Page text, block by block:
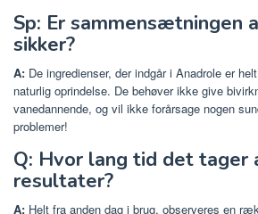
Sp: Er sammensætningen
sikker?
A: De ingredienser, der indgår i Anadrole er
naturlig oprindelse. De behøver ikke give
vanedannende, og vil ikke forårsage nogen
problemer!
Q: Hvor lang tid det tager
resultater?
A: Helt fra anden dag i brug, observeres en